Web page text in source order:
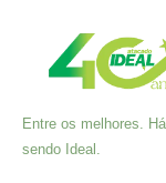
Entre os melhores.
sendo Ideal.